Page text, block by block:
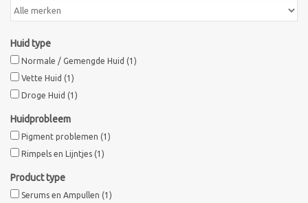
Mannen verzorging
Acties
Nieuw !!
Sothys Paris
Huid type
Normale / Gemengde Huid (1)
Vette Huid (1)
Droge Huid (1)
Huidprobleem
Pigment problemen (1)
Rimpels en Lijntjes (1)
Product type
Serums en Ampullen (1)